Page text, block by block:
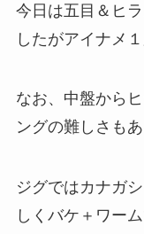
今日は五目＆ヒ
したがアイナメ
なお、中盤から
ングの難しさも
ジグではカナガ
しくバケ＋ワー